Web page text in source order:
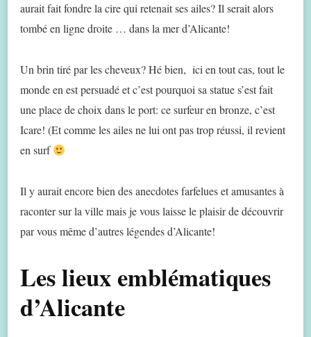
aurait fait fondre la cire qui retenait ses ailes? Il serait alors
tombé en ligne droite … dans la mer d’Alicante!
Un brin tiré par les cheveux? Hé bien, ici en tout cas, tout le
monde en est persuadé et c’est pourquoi sa statue s’est fait
une place de choix dans le port: ce surfeur en bronze, c’est
Icare! (Et comme les ailes ne lui ont pas trop réussi, il revient
en surf
Il y aurait encore bien des anecdotes farfelues et amusantes à
raconter sur la ville mais je vous laisse le plaisir de découvrir
par vous même d’autres légendes d’Alicante!
Les lieux emblématiques
d’Alicante